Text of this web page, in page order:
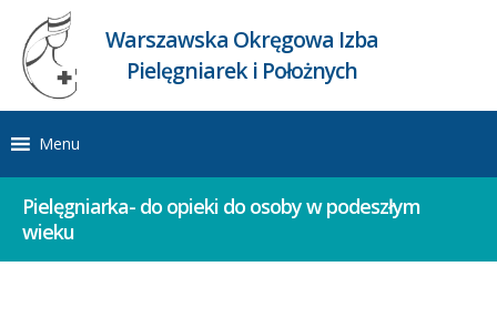
Warszawska Okręgowa Izba
Pielęgniarek i Położnych
Menu
Pielęgniarka- do opieki do osoby w podeszłym
wieku